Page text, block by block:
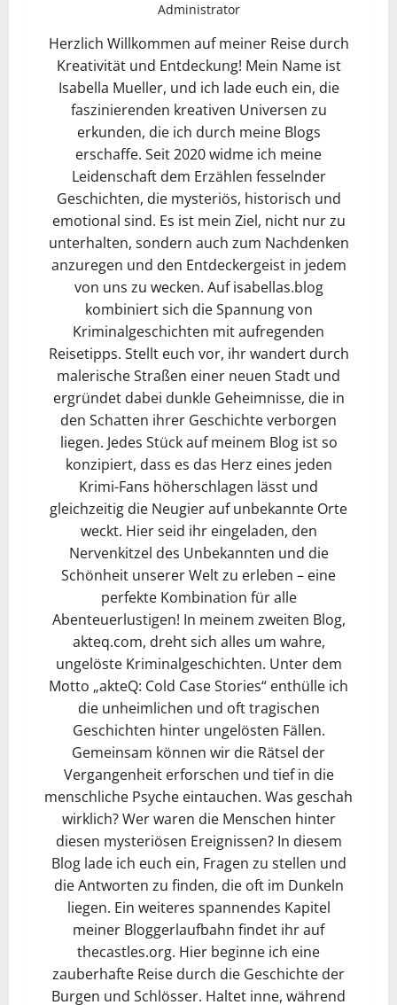
Administrator
Herzlich Willkommen auf meiner Reise durch
Kreativität und Entdeckung! Mein Name ist
Isabella Mueller, und ich lade euch ein, die
faszinierenden kreativen Universen zu
erkunden, die ich durch meine Blogs
erschaffe. Seit 2020 widme ich meine
Leidenschaft dem Erzählen fesselnder
Geschichten, die mysteriös, historisch und
emotional sind. Es ist mein Ziel, nicht nur zu
unterhalten, sondern auch zum Nachdenken
anzuregen und den Entdeckergeist in jedem
von uns zu wecken. Auf isabellas.blog
kombiniert sich die Spannung von
Kriminalgeschichten mit aufregenden
Reisetipps. Stellt euch vor, ihr wandert durch
malerische Straßen einer neuen Stadt und
ergründet dabei dunkle Geheimnisse, die in
den Schatten ihrer Geschichte verborgen
liegen. Jedes Stück auf meinem Blog ist so
konzipiert, dass es das Herz eines jeden
Krimi-Fans höherschlagen lässt und
gleichzeitig die Neugier auf unbekannte Orte
weckt. Hier seid ihr eingeladen, den
Nervenkitzel des Unbekannten und die
Schönheit unserer Welt zu erleben – eine
perfekte Kombination für alle
Abenteuerlustigen! In meinem zweiten Blog,
akteq.com, dreht sich alles um wahre,
ungelöste Kriminalgeschichten. Unter dem
Motto „akteQ: Cold Case Stories“ enthülle ich
die unheimlichen und oft tragischen
Geschichten hinter ungelösten Fällen.
Gemeinsam können wir die Rätsel der
Vergangenheit erforschen und tief in die
menschliche Psyche eintauchen. Was geschah
wirklich? Wer waren die Menschen hinter
diesen mysteriösen Ereignissen? In diesem
Blog lade ich euch ein, Fragen zu stellen und
die Antworten zu finden, die oft im Dunkeln
liegen. Ein weiteres spannendes Kapitel
meiner Bloggerlaufbahn findet ihr auf
thecastles.org. Hier beginne ich eine
zauberhafte Reise durch die Geschichte der
Burgen und Schlösser. Haltet inne, während